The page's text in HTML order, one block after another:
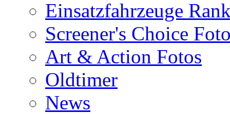
Einsatzfahrzeuge
Screener's Choice
Art & Action Fotos
Oldtimer
News